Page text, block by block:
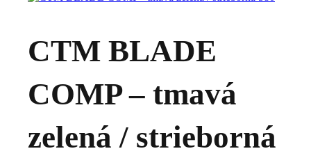
CTM BLADE
COMP – tmavá
zelená / strieborná